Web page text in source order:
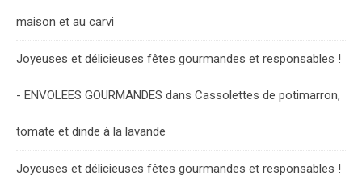
maison et au carvi
Joyeuses et délicieuses fêtes gourmandes et responsables !
- ENVOLEES GOURMANDES dans Cassolettes de potimarron,
tomate et dinde à la lavande
Joyeuses et délicieuses fêtes gourmandes et responsables !